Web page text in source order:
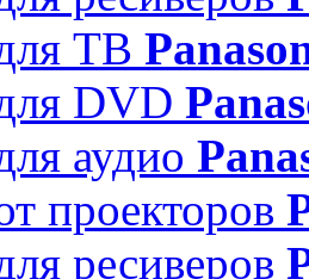
ТВ
DVD
аудио
проекторов
ресиверов